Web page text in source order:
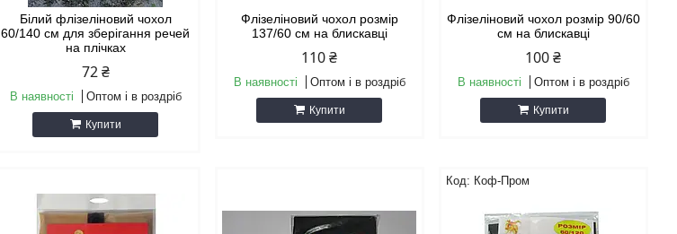
Білий флізеліновий чохол
60/140 см для зберігання речей
на плічках
72 ₴
В наявності Оптом і в роздріб
Купити
Флізеліновий чохол розмір
137/60 см на блискавці
110 ₴
В наявності Оптом і в роздріб
Купити
Флізеліновий чохол розмір 90/60
см на блискавці
100 ₴
В наявності Оптом і в роздріб
Купити
Коф-Пром